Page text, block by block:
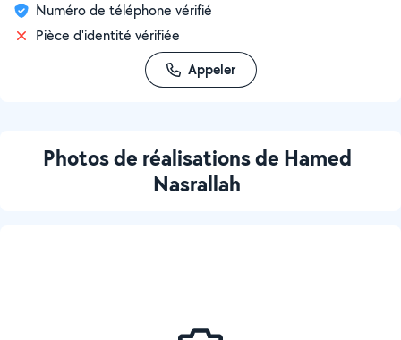
Numéro de téléphone vérifié
Pièce d'identité vérifiée
Appeler
Photos de réalisations de Hamed
Nasrallah